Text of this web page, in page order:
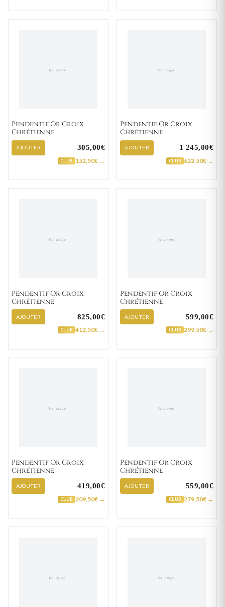
Pendentif Or Croix
Chrétienne
AJOUTER 305,00€
CLUB 152,50€ →
Pendentif Or Croix
Chrétienne
AJOUTER 1 245,00€
CLUB 622,50€ →
Pendentif Or Croix
Chrétienne
AJOUTER 825,00€
CLUB 412,50€ →
Pendentif Or Croix
Chrétienne
AJOUTER 599,00€
CLUB 299,50€ →
Pendentif Or Croix
Chrétienne
AJOUTER 419,00€
CLUB 209,50€ →
Pendentif Or Croix
Chrétienne
AJOUTER 559,00€
CLUB 279,50€ →